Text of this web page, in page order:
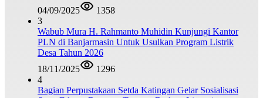
04/09/2025
1358
3
Wabub Mura H. Rahmanto Muhidin Kunjungi Kantor
PLN di Banjarmasin Untuk Usulkan Program Listrik
Desa Tahun 2026
18/11/2025
1296
4
Bagian Perpustakaan Setda Katingan Gelar Sosialisasi